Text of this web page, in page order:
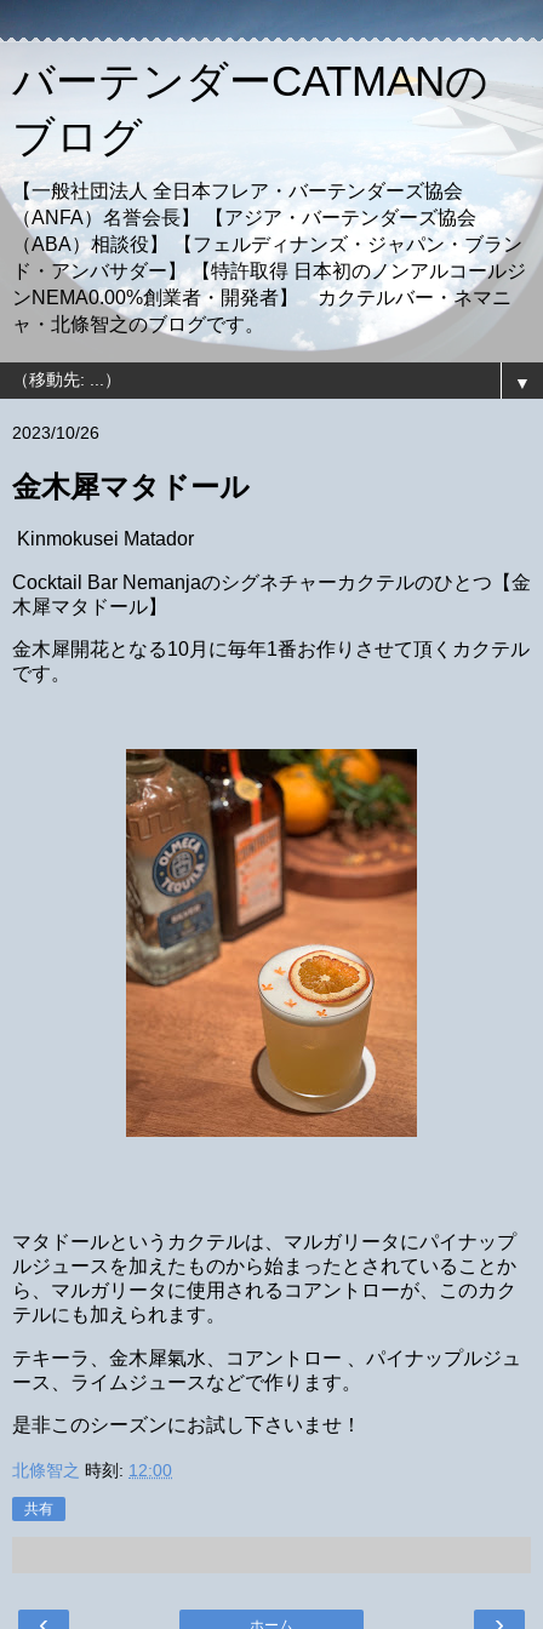
バーテンダーCATMANの
ブログ
【一般社団法人 全日本フレア・バーテンダーズ協会
（ANFA）名誉会長】 【アジア・バーテンダーズ協会
（ABA）相談役】 【フェルディナンズ・ジャパン・ブラン
ド・アンバサダー】 【特許取得 日本初のノンアルコールジ
ンNEMA0.00%創業者・開発者】 カクテルバー・ネマニ
ャ・北條智之のブログです。
▼
2023/10/26
金木犀マタドール
Kinmokusei Matador
Cocktail Bar Nemanjaのシグネチャーカクテルのひとつ【金
木犀マタドール】
金木犀開花となる10月に毎年1番お作りさせて頂くカクテル
です。
マタドールというカクテルは、マルガリータにパイナップ
ルジュースを加えたものから始まったとされていることか
ら、マルガリータに使用されるコアントローが、このカク
テルにも加えられます。
テキーラ、金木犀氣水、コアントロー 、パイナップルジュ
ース、ライムジュースなどで作ります。
是非このシーズンにお試し下さいませ！
北條智之 時刻: 12:00
共有